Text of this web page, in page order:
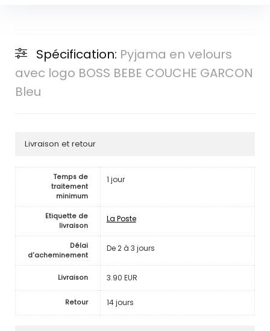
Spécification: Pyjama en velours
avec logo BOSS BEBE COUCHE GARCON
Bleu
Livraison et retour
Temps de
traitement
minimum
1 jour
Etiquette de
livraison
La Poste
Délai
d'acheminement
De 2 à 3 jours
Livraison 3.90 EUR
Retour 14 jours